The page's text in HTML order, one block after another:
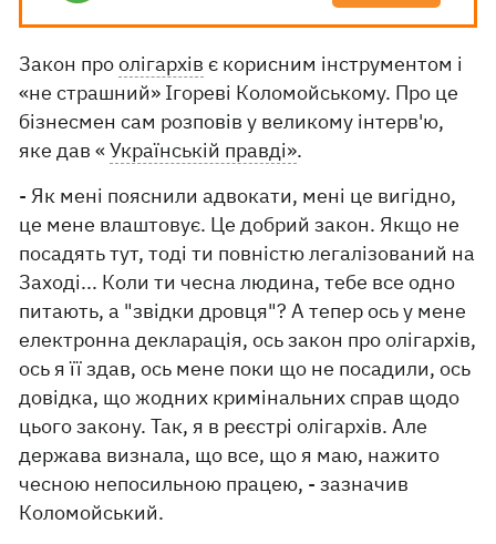
Закон проолігархів є корисним інструментом і
«не страшний» Ігореві Коломойському. Про це
бізнесмен сам розповів у великому інтерв'ю,
яке дав «Українській правді».
- Як мені пояснили адвокати, мені це вигідно,
це мене влаштовує. Це добрий закон. Якщо не
посадять тут, тоді ти повністю легалізований на
Заході... Коли ти чесна людина, тебе все одно
питають, а "звідки дровця"? А тепер ось у мене
електронна декларація, ось закон про олігархів,
ось я її здав, ось мене поки що не посадили, ось
довідка, що жодних кримінальних справ щодо
цього закону. Так, я в реєстрі олігархів. Але
держава визнала, що все, що я маю, нажито
чесною непосильною працею, - зазначив
Коломойський.